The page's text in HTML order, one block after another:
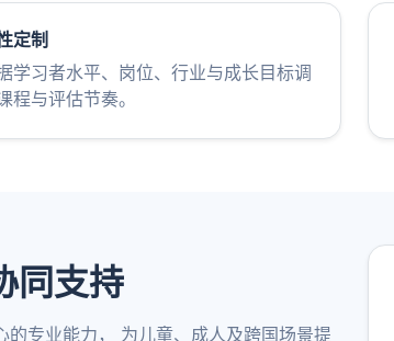
定制
学习者水平、岗位、行业与成长目标调
程与评估节奏。
同支持
的专业能力， 为儿童、成人及跨国场景提